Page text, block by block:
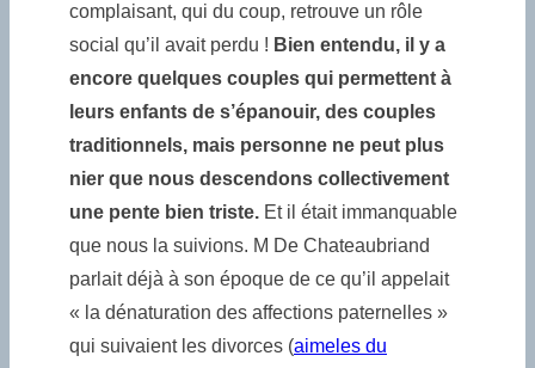
complaisant, qui du coup, retrouve un rôle
social qu’il avait perdu ! Bien entendu, il y a
encore quelques couples qui permettent à
leurs enfants de s’épanouir, des couples
traditionnels, mais personne ne peut plus
nier que nous descendons collectivement
une pente bien triste. Et il était immanquable
que nous la suivions. M De Chateaubriand
parlait déjà à son époque de ce qu’il appelait
« la dénaturation des affections paternelles »
qui suivaient les divorces (aimeles du